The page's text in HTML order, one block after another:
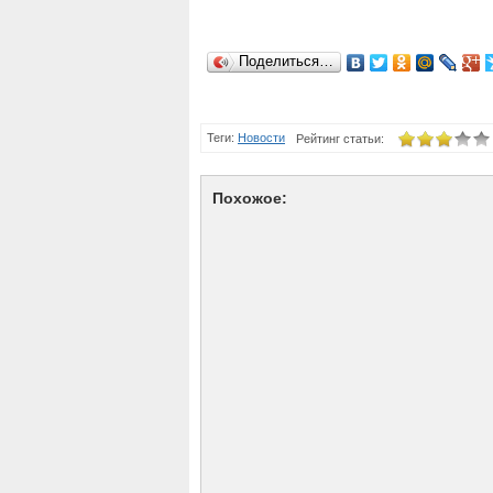
Поделиться…
Теги: Новости Рейтинг статьи:
Похожое: